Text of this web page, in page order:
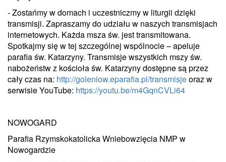
- Zostańmy w domach i uczestniczmy w liturgii dzięki
transmisji. Zapraszamy do udziału w naszych transmisjach
internetowych. Każda msza św. jest transmitowana.
Spotkajmy się w tej szczególnej wspólnocie – apeluje
parafia św. Katarzyny. Transmisje wszystkich mszy św.
nabożeństw z kościoła św. Katarzyny dostępne są przez
cały czas na: http://goleniow.eparafia.pl/transmisjeoraz w
serwisie YouTube: https://youtu.be/m4GqnCVLi64
NOWOGARD
Parafia Rzymskokatolicka Wniebowzięcia NMP w
Nowogardzie